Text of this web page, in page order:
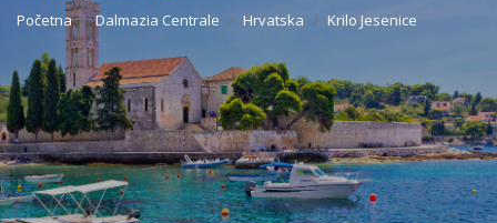
Početna Dalmazia Centrale Hrvatska Krilo Jesenice